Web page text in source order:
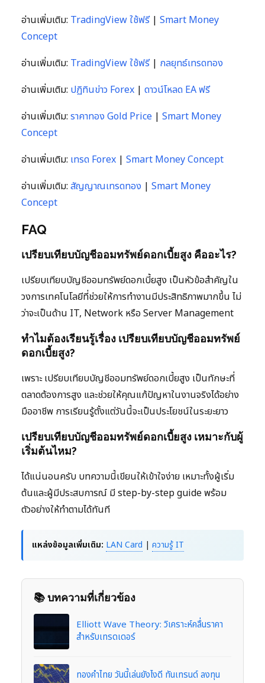
อ่านเพิ่มเติม: TradingView ใช้ฟรี| Smart Money
Concept
อ่านเพิ่มเติม: TradingView ใช้ฟรี| กลยุทธ์เทรดทอง
อ่านเพิ่มเติม: ปฏิทินข่าว Forex | ดาวน์โหลด EA ฟรี
อ่านเพิ่มเติม: ราคาทอง Gold Price | Smart Money
Concept
อ่านเพิ่มเติม: เทรด Forex | Smart Money Concept
อ่านเพิ่มเติม: สัญญาณเทรดทอง | Smart Money
Concept
FAQ
เปรียบเทียบบัญชีออมทรัพย์ดอกเบี้ยสูง คืออะไร?
เปรียบเทียบบัญชีออมทรัพย์ดอกเบี้ยสูง เป็นหัวข้อสำคัญใน
วงการเทคโนโลยีที่ช่วยให้การทำงานมีประสิทธิภาพมากขึ้น ไม่
ว่าจะเป็นด้าน IT, Network หรือ Server Management
ทำไมต้องเรียนรู้เรื่อง เปรียบเทียบบัญชีออมทรัพย์
ดอกเบี้ยสูง?
เพราะ เปรียบเทียบบัญชีออมทรัพย์ดอกเบี้ยสูง เป็นทักษะที่
ตลาดต้องการสูง และช่วยให้คุณแก้ปัญหาในงานจริงได้อย่าง
มืออาชีพ การเรียนรู้ตั้งแต่วันนี้จะเป็นประโยชน์ในระยะยาว
เปรียบเทียบบัญชีออมทรัพย์ดอกเบี้ยสูง เหมาะกับผู้
เริ่มต้นไหม?
ได้แน่นอนครับ บทความนี้เขียนให้เข้าใจง่าย เหมาะทั้งผู้เริ่ม
ต้นและผู้มีประสบการณ์ มี step-by-step guide พร้อม
ตัวอย่างให้ทำตามได้ทันที
แหล่งข้อมูลเพิ่มเติม: LAN Card | ความรู้ IT
📚 บทความที่เกี่ยวข้อง
Elliott Wave Theory: วิเคราะห์คลื่นราคา
สำหรับเทรดเดอร์
ทองคำไทย วันนี้เล่นยังไงดี ทันเทรนด์ ลงทุน